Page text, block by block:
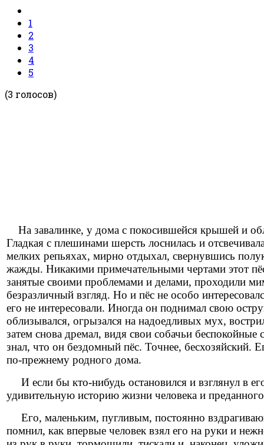
1
2
3
4
5
(3 голосов)
На завалинке, у дома с покосившейся крышей и
Гладкая с плешинами шерсть лоснилась и
мелких репьяхах, мирно отдыхал, свернувшись
жажды. Никакими примечательными чертами этот
занятые своими проблемами и делами, проходили
безразличный взгляд. Но и пёс не особо
его не интересовали. Иногда он поднимал свою
облизывался, огрызался на надоедливых мух,
затем снова дремал, видя свои собачьи
знал, что он бездомный пёс. Точнее, бесхозяйский.
по-прежнему родного дома.
И если бы кто-нибудь остановился и взглянул в
удивительную историю жизни человека и
Его, маленьким, пугливым, постоянно
помнил, как впервые человек взял его на руки и